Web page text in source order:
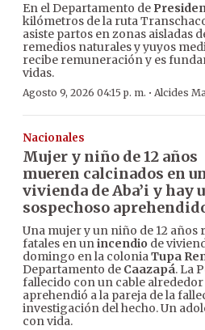
En el Departamento de
kilómetros de la ruta
asiste partos en zonas aisladas
remedios naturales y yuyos
recibe remuneración y es
vidas.
Agosto 9, 2026 04:15 p. m. · Alcides
Nacionales
Mujer y niño de 12 años
mueren calcinados en
vivienda de Aba’i y hay
sospechoso
Una mujer y un niño de 12
fatales en unincendio de
domingo en la coloniaTupa
Departamento de Caazapá. La
fallecido con un cable
aprehendió a la pareja de la
investigación del hecho. Un
con vida.